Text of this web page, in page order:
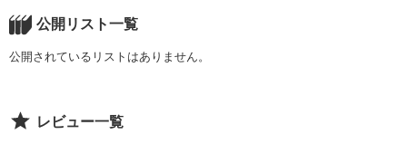
公開リスト一覧
公開されているリストはありません。
レビュー一覧